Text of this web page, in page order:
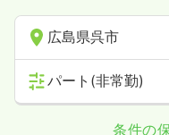
広島県呉市
パート(非常勤)
条件の